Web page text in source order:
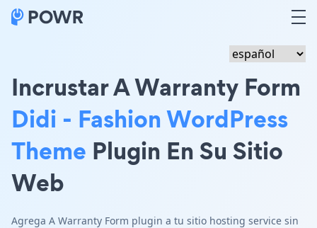
Incrustar A Warranty Form
Didi - Fashion WordPress
Theme Plugin En Su Sitio
Web
Agrega A Warranty Form plugin a tu sitio hosting service sin